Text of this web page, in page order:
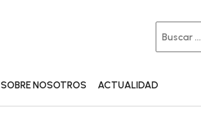
SOBRE NOSOTROS ACTUALIDAD